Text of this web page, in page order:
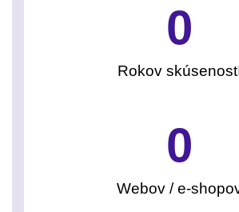
Rokov
0
Webov / e-
0